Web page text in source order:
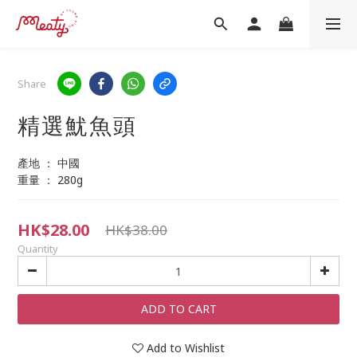
Share
精選魷魚頭
產地 ： 中國
重量 ： 280g
HK$28.00 HK$38.00
Quantity
ADD TO CART
Add to Wishlist